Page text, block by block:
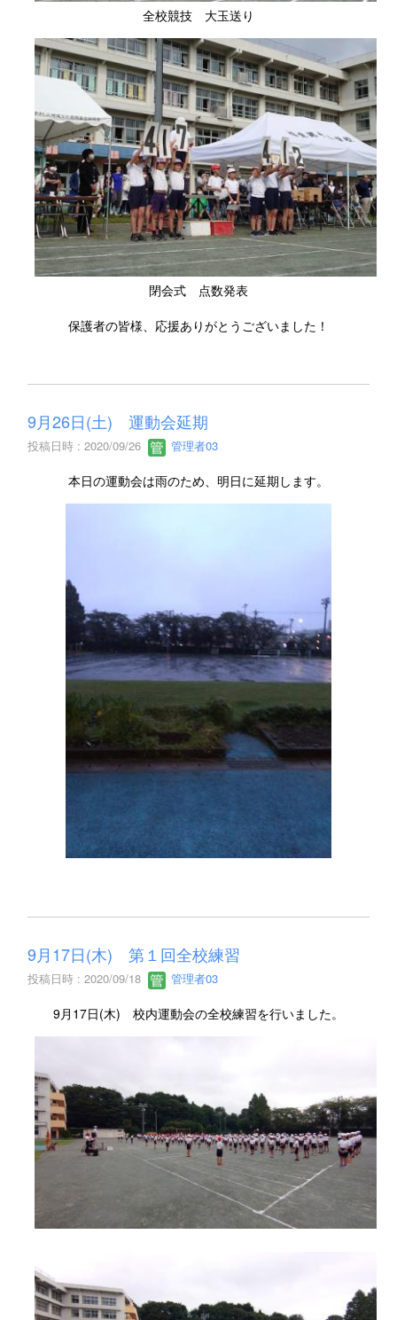
全校競技 大玉送り
閉会式 点数発表
保護者の皆様、応援ありがとうございました！
9月26日(土) 運動会延期
投稿日時 : 2020/09/26 管理者03
本日の運動会は雨のため、明日に延期します。
9月17日(木) 第１回全校練習
投稿日時 : 2020/09/18 管理者03
9月17日(木) 校内運動会の全校練習を行いました。